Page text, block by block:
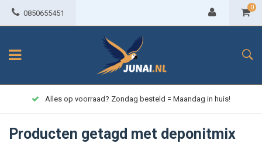
0850655451
0
Alles op voorraad? Zondag besteld = Maandag in huis!
Producten getagd met deponitmix